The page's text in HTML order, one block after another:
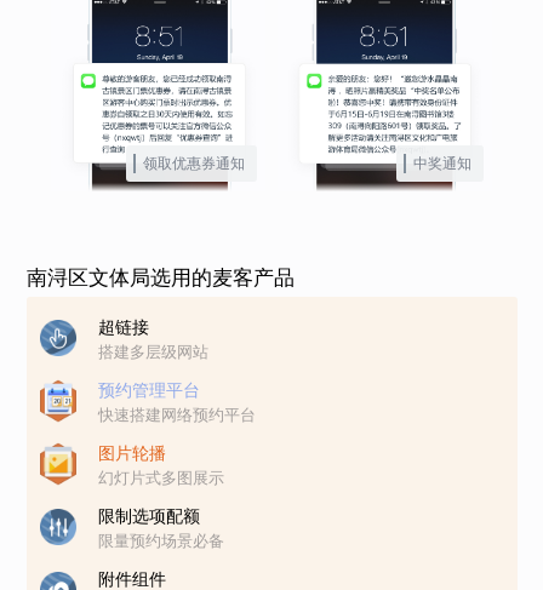
领取优惠券通知 中奖通知
南浔区文体局选用的麦客产品
超链接
搭建多层级网站
预约管理平台
快速搭建网络预约平台
图片轮播
幻灯片式多图展示
限制选项配额
限量预约场景必备
附件组件